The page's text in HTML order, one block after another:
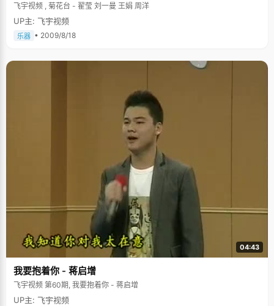
飞宇视频 , 菊花台 - 翟莹 刘一曼 王娟 周洋
UP主: 飞宇视频
乐器 • 2009/8/18
04:43
我要抱着你 - 蒋启增
飞宇视频 第60期, 我要抱着你 - 蒋启增
UP主: 飞宇视频